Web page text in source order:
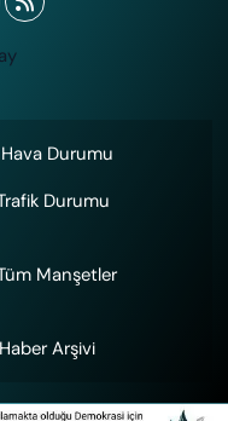
Hava Durumu
Durumu
Manşetler
Haber Arşivi